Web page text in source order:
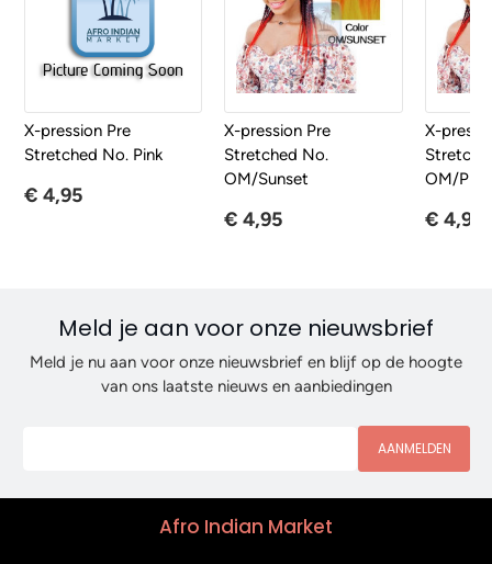
X-pression Pre
Stretched No. Pink
€ 4,95
X-pression Pre
Stretched No.
OM/Sunset
€ 4,95
X-
OM/
€ 4,95
Meld je aan voor onze nieuwsbrief
Meld je nu aan voor onze nieuwsbrief en blijf op de hoogte
van ons laatste nieuws en aanbiedingen
AANMELDEN
Afro Indian Market